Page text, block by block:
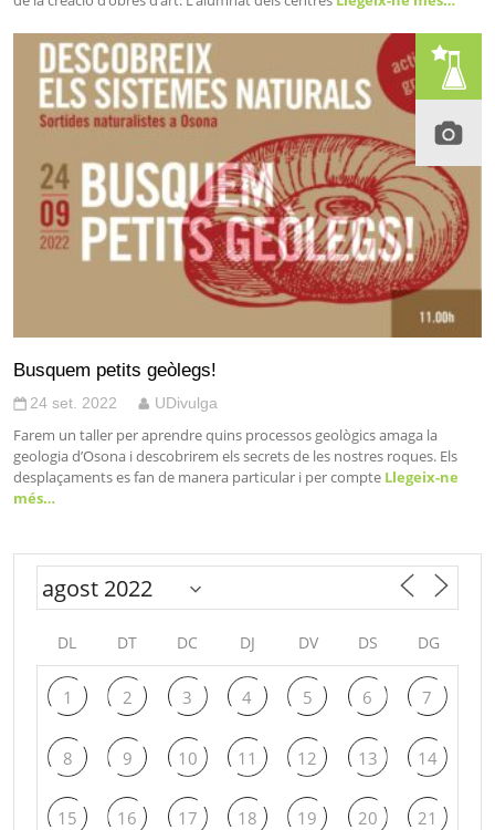
Busquem petits geòlegs!
24 set. 2022 UDivulga
Farem un taller per aprendre quins processos geològics amaga la
geologia d’Osona i descobrirem els secrets de les nostres roques. Els
desplaçaments es fan de manera particular i per compte Llegeix-ne
més…
DL DT DC DJ DV DS DG
1 2 3 4 5 6 7
8 9 10 11 12 13 14
15 16 17 18 19 20 21